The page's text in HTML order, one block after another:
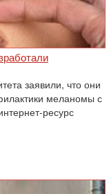
заявили, что они
меланомы с
ресурс